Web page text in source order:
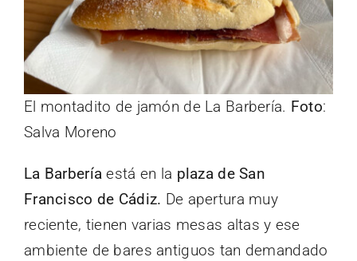
El montadito de jamón de La Barbería. Foto:
Salva Moreno
La Barbería está en la plaza de San
Francisco de Cádiz. De apertura muy
reciente, tienen varias mesas altas y ese
ambiente de bares antiguos tan demandado